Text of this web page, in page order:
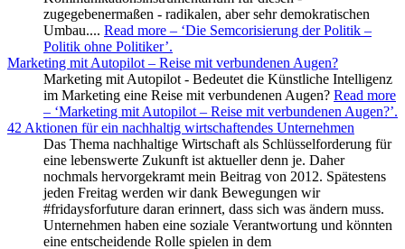
zugegebenermaßen - radikalen, aber sehr demokratischen
Umbau.... Read more – ‘Die Semcorisierung der Politik –
Politik ohne Politiker’.
Marketing mit Autopilot – Reise mit verbundenen Augen?
Marketing mit Autopilot - Bedeutet die Künstliche Intelligenz
im Marketing eine Reise mit verbundenen Augen? Read more
– ‘Marketing mit Autopilot – Reise mit verbundenen Augen?’.
42 Aktionen für ein nachhaltig wirtschaftendes Unternehmen
Das Thema nachhaltige Wirtschaft als Schlüsselforderung für
eine lebenswerte Zukunft ist aktueller denn je. Daher
nochmals hervorgekramt mein Beitrag von 2012. Spätestens
jeden Freitag werden wir dank Bewegungen wir
#fridaysforfuture daran erinnert, dass sich was ändern muss.
Unternehmen haben eine soziale Verantwortung und könnten
eine entscheidende Rolle spielen in dem